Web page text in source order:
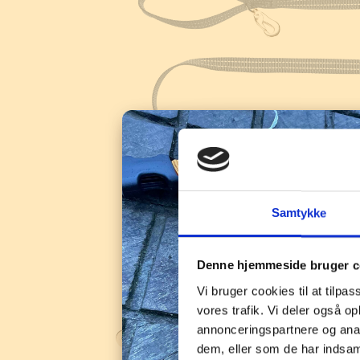
Samtykke
Denne hjemmeside bruger
Vi bruger cookies til at
vores trafik. Vi deler også
annonceringspartnere og
dem, eller som de har